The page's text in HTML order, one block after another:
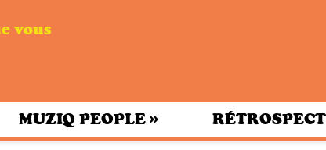
vous
MUZIQ PEOPLE »